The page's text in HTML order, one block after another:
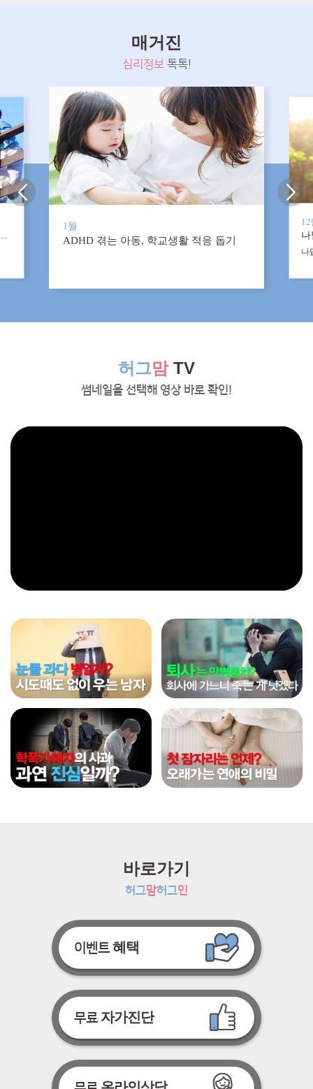
매거진
심리정보 톡톡!
부부가 만들어냅니다
1월
ADHD 겪는 아동, 학교생활 적응 돕기
12
나
나
허그맘TV
썸네일을 선택해 영상 바로 확인!
바로가기
허그맘허그인
이벤트혜택
무료자가진단